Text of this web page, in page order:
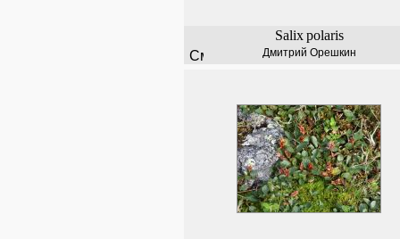
Salix polaris
Дмитрий Орешкин